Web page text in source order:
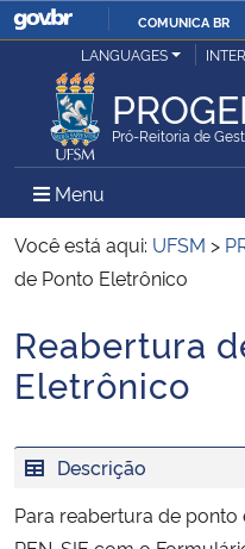
COMUNICA BR
Ministério da Justiça e Segurança
Ministério da Defesa
Ministério das Relações Exteriores
Ministério da Infraestrutura
LANGUAGES
Pró-Reitoria de
Menu Menu
Você está aqui: UFSM >
de Ponto Eletrônico
Início do conteúdo
Reabertura
Eletrônico
Descrição
Para reabertura de